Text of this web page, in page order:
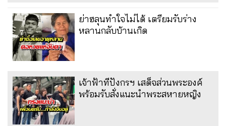
ย่าฮลุนทำใจไม่ได้ เตรียมรับร่าง
หลานกลับบ้านเกิด
เจ้าฟ้าทีปังกรฯ เสด็จส่วนพระองค์
พร้อมรับสั่งแนะนำพระสหายหญิง